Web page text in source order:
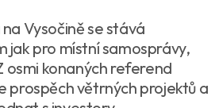
Vysočině se stává
jak pro místní samosprávy,
osmi konaných referend
prospěch větrných projektů a